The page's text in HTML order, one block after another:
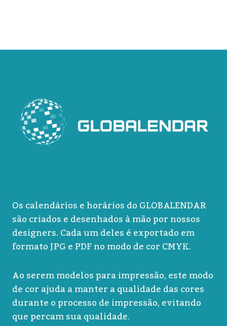
Os calendários e horários do GLOBALENDAR
são criados e desenhados à mão por nossos
designers. Cada um deles é exportado em
formato JPG e PDF no modo de cor CMYK.
Ao serem modelos para impressão, este modo
de cor ajuda a manter a qualidade das cores
durante o processo de impressão, evitando
que percam sua qualidade.